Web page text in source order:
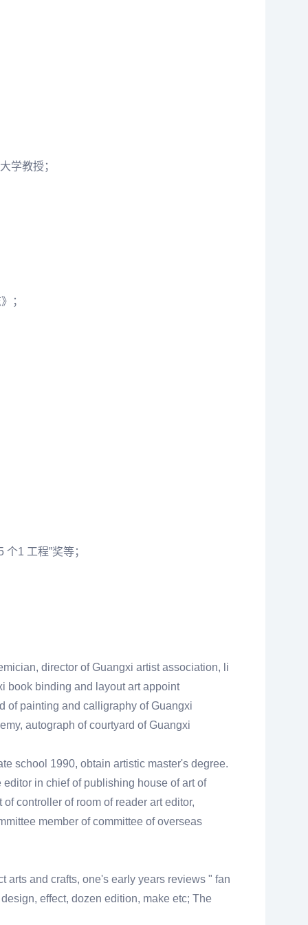
学教授；
；
1 工程”奖等；
director of Guangxi artist association, li
book binding and layout art appoint
of painting and calligraphy of Guangxi
autograph of courtyard of Guangxi
school 1990, obtain artistic master's degree.
in chief of publishing house of art of
controller of room of reader art editor,
member of committee of overseas
arts and crafts, one's early years reviews " fan
effect, dozen edition, make etc; The